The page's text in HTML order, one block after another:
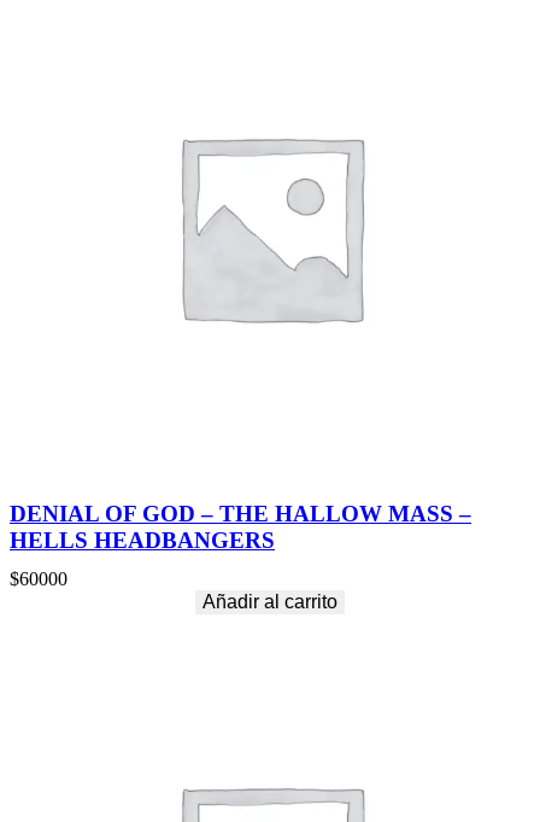
DENIAL OF GOD – THE HALLOW MASS –
HELLS HEADBANGERS
$60000
Añadir al carrito